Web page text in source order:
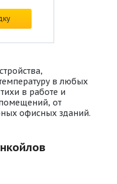
в любых
в работе и
от
офисных зданий.